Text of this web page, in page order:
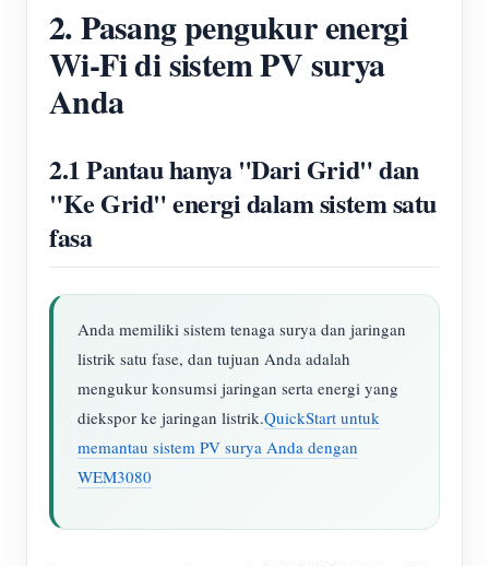
2. Pasang pengukur energi
Wi-Fi di sistem PV surya
Anda
2.1 Pantau hanya "Dari Grid" dan
"Ke Grid" energi dalam sistem satu
fasa
Anda memiliki sistem tenaga surya dan jaringan
listrik satu fase, dan tujuan Anda adalah
mengukur konsumsi jaringan serta energi yang
diekspor ke jaringan listrik.QuickStart untuk
memantau sistem PV surya Anda dengan
WEM3080